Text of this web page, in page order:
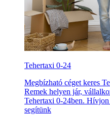
Tehertaxi 0-24
Megbízható céget keres
Remek helyen jár,
Tehertaxi 0-24ben.
segítünk